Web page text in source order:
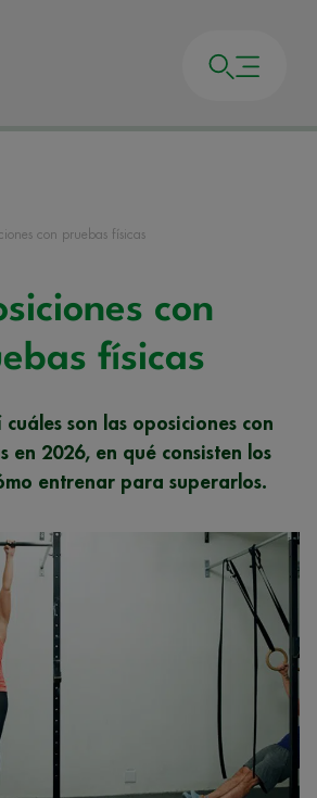
con pruebas físicas
con
físicas
cuáles son las oposiciones con
en 2026, en qué consisten los
entrenar para superarlos.